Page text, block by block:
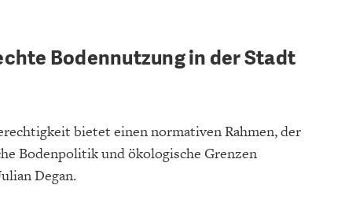
Bodennutzung in der Stadt
bietet einen normativen Rahmen, der
Bodenpolitik und ökologische Grenzen
Degan.